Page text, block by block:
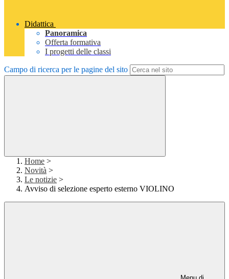
Didattica
Panoramica
Offerta formativa
I progetti delle classi
Campo di ricerca per le pagine del sito
Home >
Novità >
Le notizie >
Avviso di selezione esperto esterno VIOLINO